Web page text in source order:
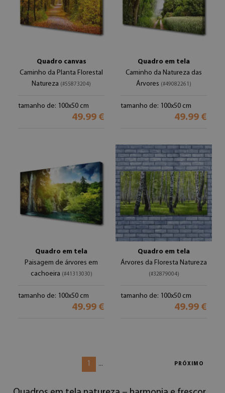
Quadro canvas
Caminho da Planta Florestal
Natureza (#55873204)
tamanho de: 100x50 cm
49.99 €
Quadro em tela
Caminho da Natureza das
Árvores (#49082261)
tamanho de: 100x50 cm
49.99 €
Quadro em tela
Paisagem de árvores em
cachoeira (#41313030)
tamanho de: 100x50 cm
49.99 €
Quadro em tela
Árvores da Floresta Natureza
(#32879004)
tamanho de: 100x50 cm
49.99 €
1 ... PRÓXIMO